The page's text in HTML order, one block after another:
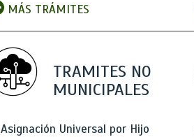
MÁS TRÁMITES
TRAMITES NO
MUNICIPALES
Asignación Universal por Hijo